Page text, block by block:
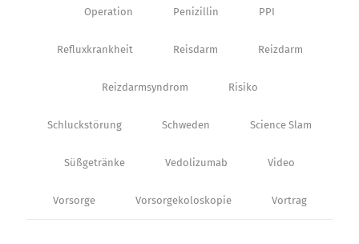
Operation Penizillin PPI
Refluxkrankheit Reisdarm Reizdarm
Reizdarmsyndrom Risiko
Schluckstörung Schweden Science Slam
Süßgetränke Vedolizumab Video
Vorsorge Vorsorgekoloskopie Vortrag